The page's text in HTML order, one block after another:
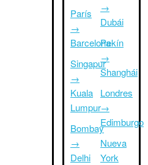
París
→
Barcelona
Singapur
→
Kuala
Lumpur
Bombay
→
Delhi
→
Dubái
Pekín
→
Shanghái
Londres
→
Edimburgo
Nueva
York